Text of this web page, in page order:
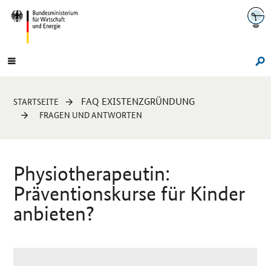
Navigation
Hauptmenü
Sie
sind
STARTSEITE FAQ EXISTENZGRÜNDUNG
FRAGEN UND ANTWORTEN
Physiotherapeutin:
Präventionskurse für Kinder
anbieten?